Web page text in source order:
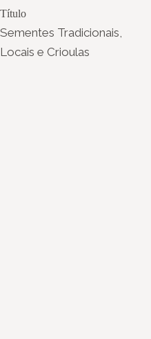
Título
Sementes Tradicionais,
Locais e Crioulas